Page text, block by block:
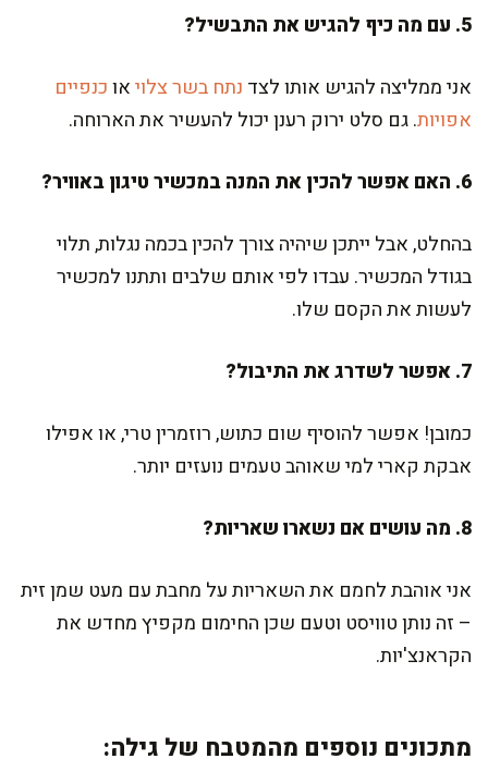
5. עם מה כיף להגיש את התבשיל?
אני ממליצה להגיש אותו לצד נתח בשר צלויאוכנפיים
אפויות. גם סלט ירוק רענן יכול להעשיר את הארוחה.
6. האם אפשר להכין את המנה במכשיר טיגון באוויר?
בהחלט, אבל ייתכן שיהיה צורך להכין בכמה נגלות, תלוי
בגודל המכשיר. עבדו לפי אותם שלבים ותתנו למכשיר
לעשות את הקסם שלו.
7. אפשר לשדרג את התיבול?
כמובן! אפשר להוסיף שום כתוש, רוזמרין טרי, או אפילו
אבקת קארי למי שאוהב טעמים נועזים יותר.
8. מה עושים אם נשארו שאריות?
אני אוהבת לחמם את השאריות על מחבת עם מעט שמן זית
– זה נותן טוויסט וטעם שכן החימום מקפיץ מחדש את
הקראנצ'יות.
מתכונים נוספים מהמטבח של גילה: